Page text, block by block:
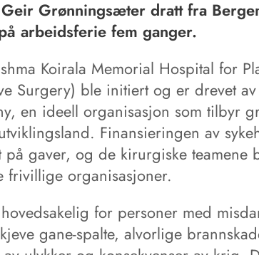
Grønningsæter dratt fra
arbeidsferie fem ganger.
Koirala Memorial Hospital for
Surgery) ble initiert og er drevet av
en ideell organisasjon som tilbyr
Finansieringen av
gaver, og de kirurgiske teamene
frivillige organisasjoner.
for personer med
gane-spalte, alvorlige